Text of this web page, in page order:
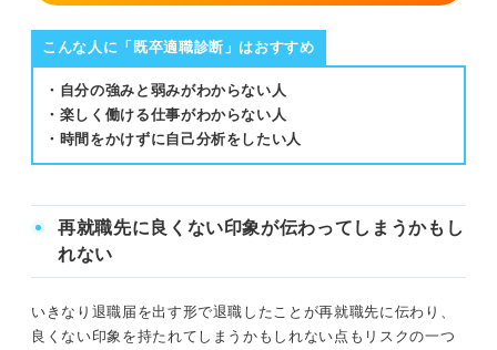
こんな人に「既卒適職診断」はおすすめ
・自分の強みと弱みがわからない人
・楽しく働ける仕事がわからない人
・時間をかけずに自己分析をしたい人
再就職先に良くない印象が伝わってしまうかもし
れない
いきなり退職届を出す形で退職したことが再就職先に伝わり、
良くない印象を持たれてしまうかもしれない点もリスクの一つ